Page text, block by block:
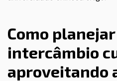
Como
intercâmbio
aproveitando